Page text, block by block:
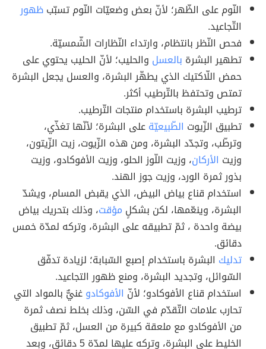
النّوم على الظّهر؛ لأنّ بعض وضعيّات النّوم تسبّبظهور
التّجاعيد.
فحص النّظر بانتظام، وارتداء النّظارات الشّمسيّة.
تطهير البشرة بالعسل والحليب؛ لأنّ الحليب يحتوي على
حمض اللّاكتيك الذي يطهّر البشرة، والعسل يجعل البشرة
تمتص وتحتفظ بالتّرطيب أكثر.
ترطيب البشرة باستخدام منتجات التّرطيب.
تطبيق الزّيوت الطّبيعيّةعلى البشرة؛ لأنّها تغذّي،
وترطّب، وتجدّد البشرة، ومن هذه الزّيوت، زيت الزّيتون،
وزيت الأركان، وزيت اللّوز الحلو، وزيت الأفوكادو، وزيت
بذور ثمرة الورد، وزيت جوز الهند.
استخدام قناع بياض البيض، الذي يقبض المسام، ويشدّ
البشرة، وينعّمها، لكن بشكلٍ مؤقت، وذلك بتحريك بياض
بيضة واحدة ، ثمّ تطبيقه على البشرة، وتركه لمدّة خمس
دقائق.
تدليك البشرة باستخدام إصبع السّبابة؛ لزيادة تدفّق
السّوائل، وتجديد البشرة، ومنع ظهور التجاعيد.
استخدام قناع الأفوكادو؛ لأنّ الأفوكادوغنيٌّ بالمواد التي
تحارب علامات التّقدّم في السّن، وذلك بخلط نصف ثمرة
من الأفوكادو مع ملعقة كبيرة من العسل، ثمّ تطبيق
الخليط على البشرة، وتركه عليها لمدّة 5 دقائق، وبعد